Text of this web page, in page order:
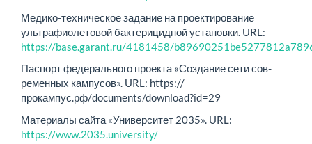
Медико-техническое задание на проектирование
ультрафиолетовой бактерицидной установки. URL:
https://base.garant.ru/4181458/
Паспорт федерального проекта «Создание сети сов­
ременных кампусов». URL: https://
прокампус.рф/documents/download?id=29
Материалы сайта «Университет 2035». URL:
https://www.2035.university/